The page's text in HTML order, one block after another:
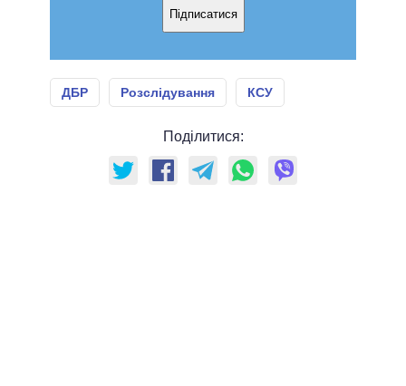
Підписатися
ДБР Розслідування КСУ
Поділитися: